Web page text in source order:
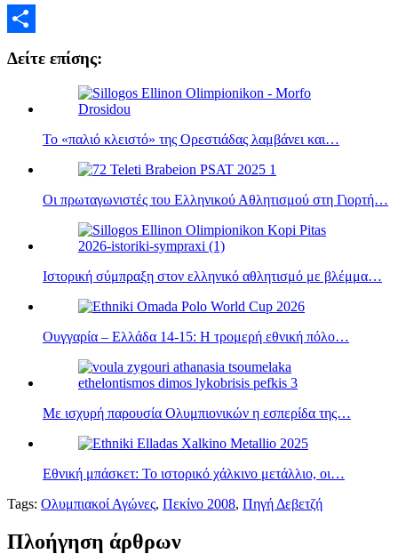
Δείτε επίσης:
Το «παλιό κλειστό» της Ορεστιάδας λαμβάνει και…
Οι πρωταγωνιστές του Ελληνικού Αθλητισμού στη Γιορτή…
Ιστορική σύμπραξη στον ελληνικό αθλητισμό με βλέμμα…
Ουγγαρία – Ελλάδα 14-15: Η τρομερή εθνική πόλο…
Με ισχυρή παρουσία Ολυμπιονικών η εσπερίδα της…
Εθνική μπάσκετ: Το ιστορικό χάλκινο μετάλλιο, οι…
Tags: Ολυμπιακοί Αγώνες, Πεκίνο 2008, Πηγή Δεβετζή
Πλοήγηση άρθρων